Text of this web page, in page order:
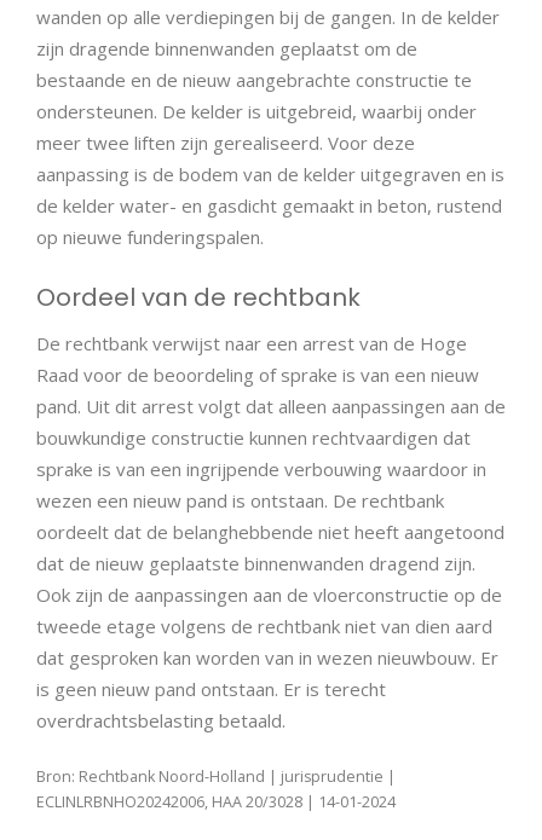
wanden op alle verdiepingen bij de gangen. In de kelder
zijn dragende binnenwanden geplaatst om de
bestaande en de nieuw aangebrachte constructie te
ondersteunen. De kelder is uitgebreid, waarbij onder
meer twee liften zijn gerealiseerd. Voor deze
aanpassing is de bodem van de kelder uitgegraven en is
de kelder water- en gasdicht gemaakt in beton, rustend
op nieuwe funderingspalen.
Oordeel van de rechtbank
De rechtbank verwijst naar een arrest van de Hoge
Raad voor de beoordeling of sprake is van een nieuw
pand. Uit dit arrest volgt dat alleen aanpassingen aan de
bouwkundige constructie kunnen rechtvaardigen dat
sprake is van een ingrijpende verbouwing waardoor in
wezen een nieuw pand is ontstaan. De rechtbank
oordeelt dat de belanghebbende niet heeft aangetoond
dat de nieuw geplaatste binnenwanden dragend zijn.
Ook zijn de aanpassingen aan de vloerconstructie op de
tweede etage volgens de rechtbank niet van dien aard
dat gesproken kan worden van in wezen nieuwbouw. Er
is geen nieuw pand ontstaan. Er is terecht
overdrachtsbelasting betaald.
Bron: Rechtbank Noord-Holland | jurisprudentie |
ECLINLRBNHO20242006, HAA 20/3028 | 14-01-2024